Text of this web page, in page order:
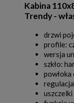
Kabina
Trendy -
drzwi
profile:
wersja
szkło:
powłoka